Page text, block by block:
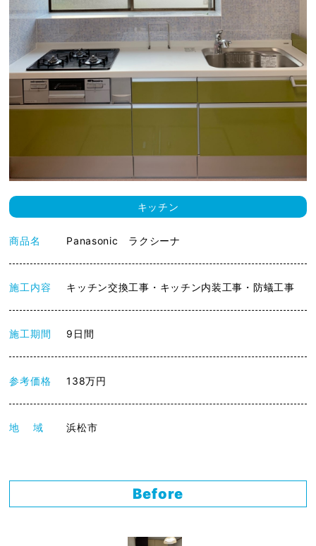
キッチン
商品名 Panasonic ラクシーナ
施工内容 キッチン交換工事・キッチン内装工事・防蟻工事
施工期間 9日間
参考価格 138万円
地 域 浜松市
Before